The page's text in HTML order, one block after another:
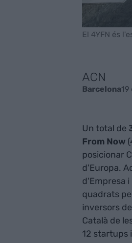
El 4YFN és
ACN
Barcelona19
Un total de
From Now
posicionar
d'Europa.
d'Empresa
quadrats
inversors
Català de
12 startups